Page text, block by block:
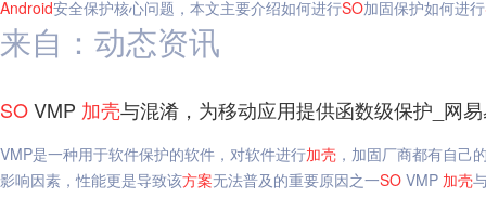
Android安全保护核心问题，本文主要介绍如何进行SO加固保护如何进行
来自：动态资讯
SOVMP 加壳与混淆，为移动应用提供函数级保护_网
VMP是一种用于软件保护的软件，对软件进行加壳 ，加固厂商都有自己
影响因素，性能更是导致该方案无法普及的重要原因之一SO VMP 加壳